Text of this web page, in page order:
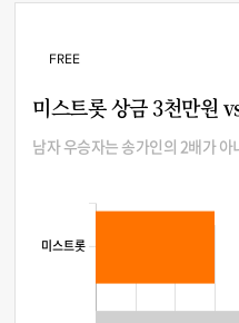
FREE
미스트롯 상금 3천만원
남자 우승자는 송가인의 2배가
미스트롯